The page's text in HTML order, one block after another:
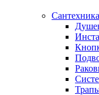
Сантехника